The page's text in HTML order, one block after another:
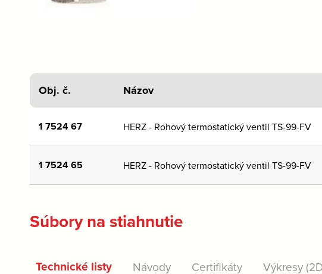
Obj. č. Názov
1 7524 67 HERZ - Rohový termostatický ventil TS-99-FV
1 7524 65 HERZ - Rohový termostatický ventil TS-99-FV
Súbory na stiahnutie
Technické listy Návody Certifikáty Výkresy